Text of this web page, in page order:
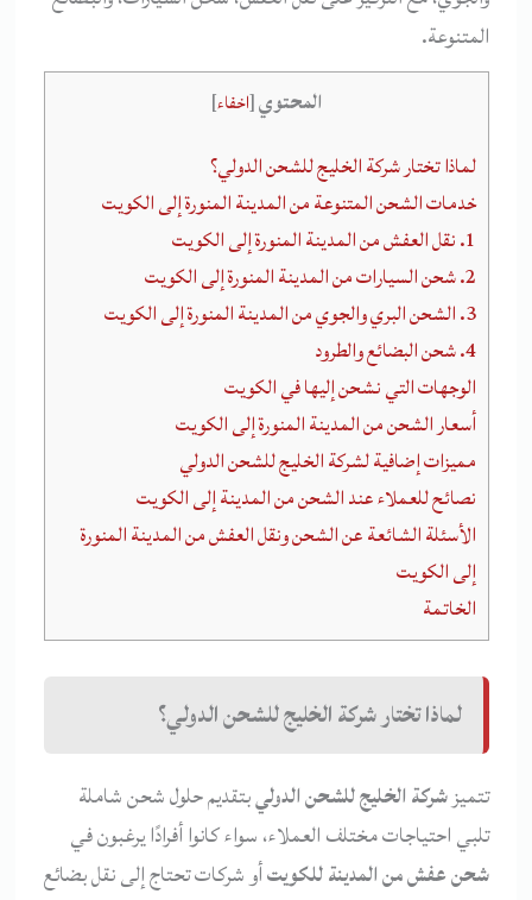
المتنوعة.
المحتوي[اخفاء]
لماذا تختار شركة الخليج للشحن الدولي؟
خدمات الشحن المتنوعة من المدينة المنورة إلى الكويت
1. نقل العفش من المدينة المنورة إلى الكويت
2. شحن السيارات من المدينة المنورة إلى الكويت
3. الشحن البري والجوي من المدينة المنورة إلى الكويت
4. شحن البضائع والطرود
الوجهات التي نشحن إليها في الكويت
أسعار الشحن من المدينة المنورة إلى الكويت
مميزات إضافية لشركة الخليج للشحن الدولي
نصائح للعملاء عند الشحن من المدينة إلى الكويت
الأسئلة الشائعة عن الشحن ونقل العفش من المدينة المنورة
إلى الكويت
الخاتمة
لماذا تختار شركة الخليج للشحن الدولي؟
تتميزشركة الخليج للشحن الدوليبتقديم حلول شحن شاملة
تلبي احتياجات مختلف العملاء، سواء كانوا أفرادًا يرغبون في
شحن عفش من المدينة للكويتأو شركات تحتاج إلى نقل بضائع